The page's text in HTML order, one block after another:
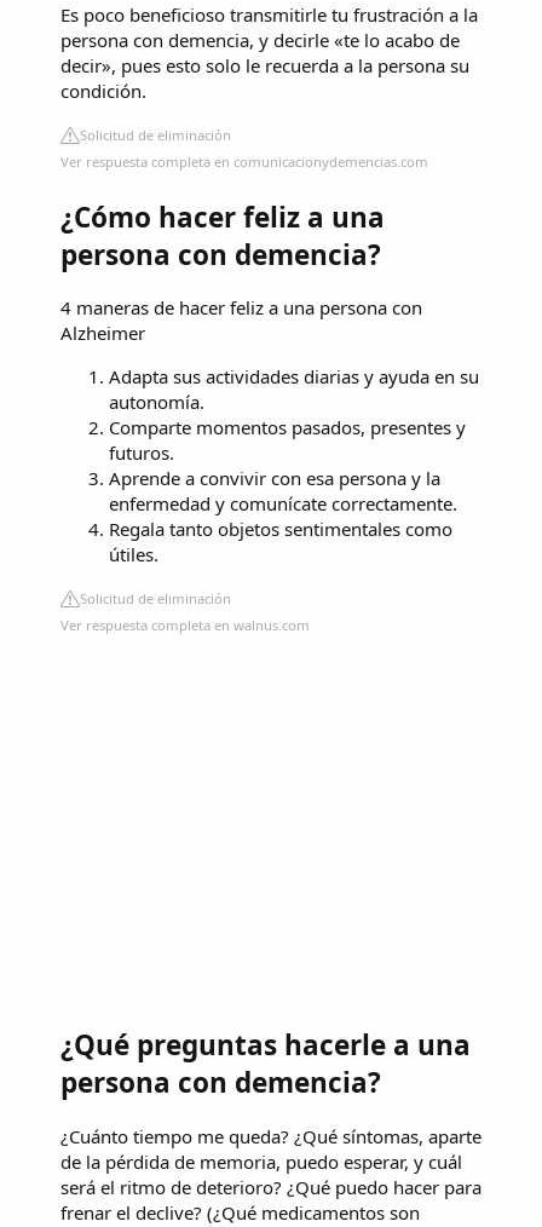
Es poco beneficioso transmitirle tu frustración a la
persona con demencia, y decirle «te lo acabo de
decir», pues esto solo le recuerda a la persona su
condición.
Solicitud de eliminación
Ver respuesta completa en comunicacionydemencias.com
¿Cómo hacer feliz a una
persona con demencia?
4 maneras de hacer feliz a una persona con
Alzheimer
Adapta sus actividades diarias y ayuda en su
autonomía.
Comparte momentos pasados, presentes y
futuros.
Aprende a convivir con esa persona y la
enfermedad y comunícate correctamente.
Regala tanto objetos sentimentales como
útiles.
Solicitud de eliminación
Ver respuesta completa en walnus.com
¿Qué preguntas hacerle a una
persona con demencia?
¿Cuánto tiempo me queda? ¿Qué síntomas, aparte
de la pérdida de memoria, puedo esperar, y cuál
será el ritmo de deterioro? ¿Qué puedo hacer para
frenar el declive? (¿Qué medicamentos son